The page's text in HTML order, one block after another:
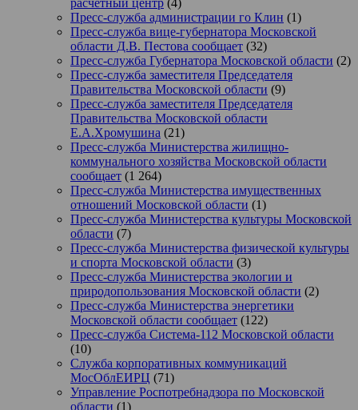
расчетный центр (4)
Пресс-служба администрации го Клин (1)
Пресс-служба вице-губернатора Московской
области Д.В. Пестова сообщает (32)
Пресс-служба Губернатора Московской области (2)
Пресс-служба заместителя Председателя
Правительства Московской области (9)
Пресс-служба заместителя Председателя
Правительства Московской области
Е.А.Хромушина (21)
Пресс-служба Министерства жилищно-
коммунального хозяйства Московской области
сообщает (1 264)
Пресс-служба Министерства имущественных
отношений Московской области (1)
Пресс-служба Министерства культуры Московской
области (7)
Пресс-служба Министерства физической культуры
и спорта Московской области (3)
Пресс-служба Министерства экологии и
природопользования Московской области (2)
Пресс-служба Министерства энергетики
Московской области сообщает (122)
Пресс-служба Система-112 Московской области
(10)
Служба корпоративных коммуникаций
МосОблЕИРЦ (71)
Управление Роспотребнадзора по Московской
области (1)